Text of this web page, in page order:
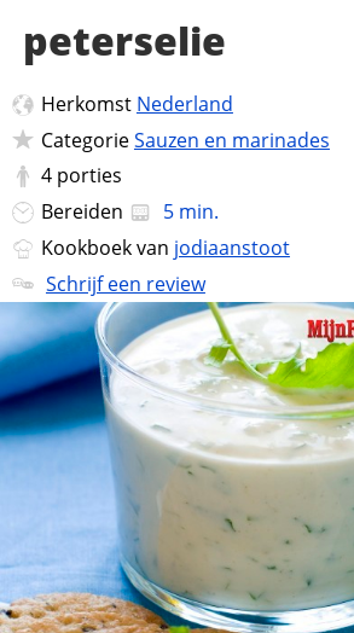
peterselie
Herkomst Nederland
CategorieSauzen en marinades
4 porties
Bereiden
5 min.
Kookboek van jodiaanstoot
Schrijf een review